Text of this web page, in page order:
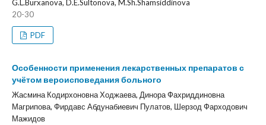
G.L.Burxanova, D.E.Sultonova, M.Sh.Shamsiddinova
20-30
PDF
Особенности применения лекарственных препаратов с
учётом вероисповедания больного
Жасмина Кодирхоновна Ходжаева, Динора Фахриддиновна
Магрипова, Фирдавс Абдунабиевич Пулатов, Шерзод Фарходович
Мажидов